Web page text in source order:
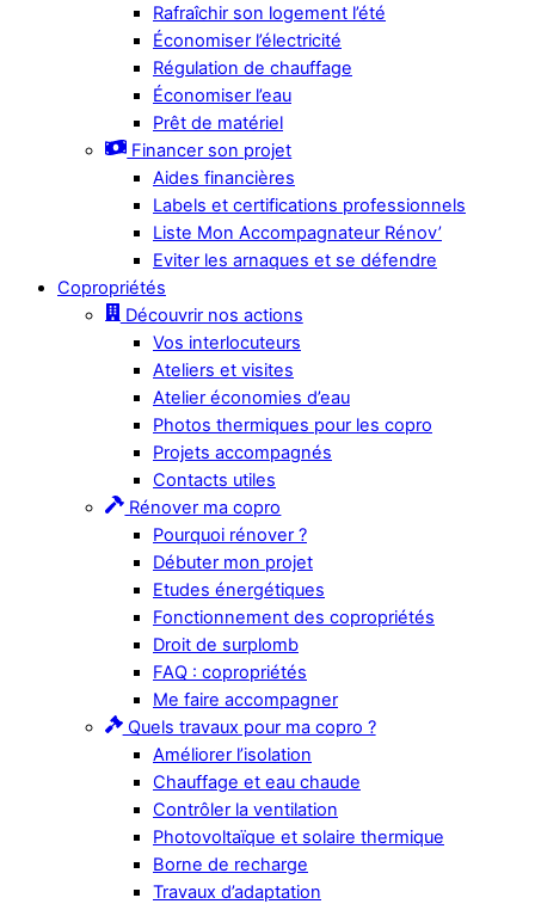
Rafraîchir son logement l’été
Économiser l’électricité
Régulation de chauffage
Économiser l’eau
Prêt de matériel
Financer son projet
Aides financières
Labels et certifications professionnels
Liste Mon Accompagnateur Rénov’
Eviter les arnaques et se défendre
Copropriétés
Découvrir nos actions
Vos interlocuteurs
Ateliers et visites
Atelier économies d’eau
Photos thermiques pour les copro
Projets accompagnés
Contacts utiles
Rénover ma copro
Pourquoi rénover ?
Débuter mon projet
Etudes énergétiques
Fonctionnement des copropriétés
Droit de surplomb
FAQ : copropriétés
Me faire accompagner
Quels travaux pour ma copro ?
Améliorer l’isolation
Chauffage et eau chaude
Contrôler la ventilation
Photovoltaïque et solaire thermique
Borne de recharge
Travaux d’adaptation